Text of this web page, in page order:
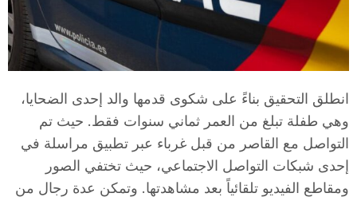
a
r
انطلق التحقيق بناءً على شكوى قدمها والد إحدى الضحايا،
وهي طفلة تبلغ من العمر ثماني سنوات فقط. حيث تم
التواصل مع القاصر من قبل غرباء عبر تطبيق مراسلة في
إحدى شبكات التواصل الاجتماعي، حيث تختفي الصور
ومقاطع الفيديو تلقائياً بعد مشاهدتها. وتمكن عدة رجال من